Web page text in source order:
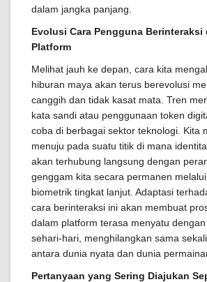
dalam jangka panjang.
Evolusi Cara Pengguna Berinteraksi
Platform
Melihat jauh ke depan, cara kita
hiburan maya akan terus berevolusi
canggih dan tidak kasat mata. Tren
kata sandi atau penggunaan token
coba di berbagai sektor teknologi. Kita
menuju pada suatu titik di mana
akan terhubung langsung dengan
genggam kita secara permanen
biometrik tingkat lanjut. Adaptasi
cara berinteraksi ini akan membuat
dalam platform terasa menyatu
sehari-hari, menghilangkan sama
antara dunia nyata dan dunia
Pertanyaan yang Sering Diajukan